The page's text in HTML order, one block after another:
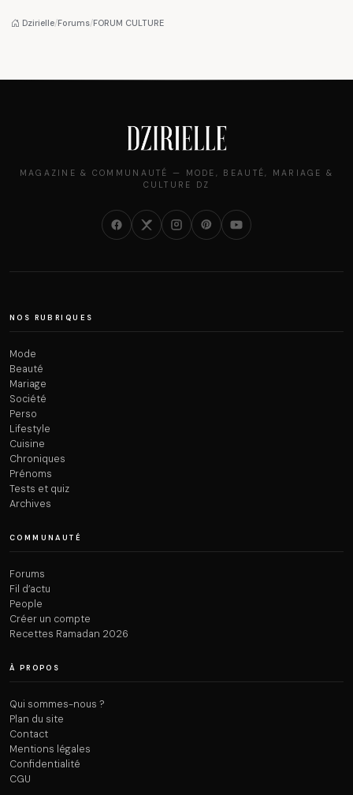
pièce mode de l'été
Dzirielle/Forums/FORUM CULTURE
MAGAZINE & COMMUNAUTÉ — MODE, BEAUTÉ, MARIAGE &
CULTURE DZ
NOS RUBRIQUES
Mode
Beauté
Mariage
Société
Perso
Lifestyle
Cuisine
Chroniques
Prénoms
Tests et quiz
Archives
COMMUNAUTÉ
Forums
Fil d’actu
People
Créer un compte
Recettes Ramadan 2026
À PROPOS
Qui sommes-nous ?
Plan du site
Contact
Mentions légales
Confidentialité
CGU